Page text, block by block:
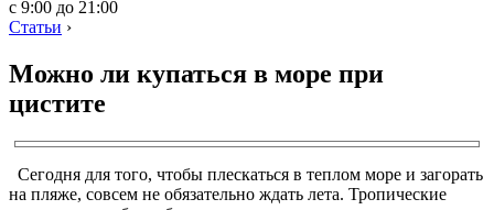
с 9:00 до 21:00
Статьи ›
Можно ли купаться в море при
цистите
Сегодня для того, чтобы плескаться в теплом море и загорать
на пляже, совсем не обязательно ждать лета. Тропические